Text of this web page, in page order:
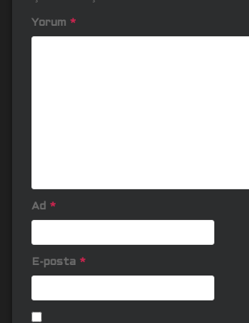
Yorum *
Ad *
E-posta *